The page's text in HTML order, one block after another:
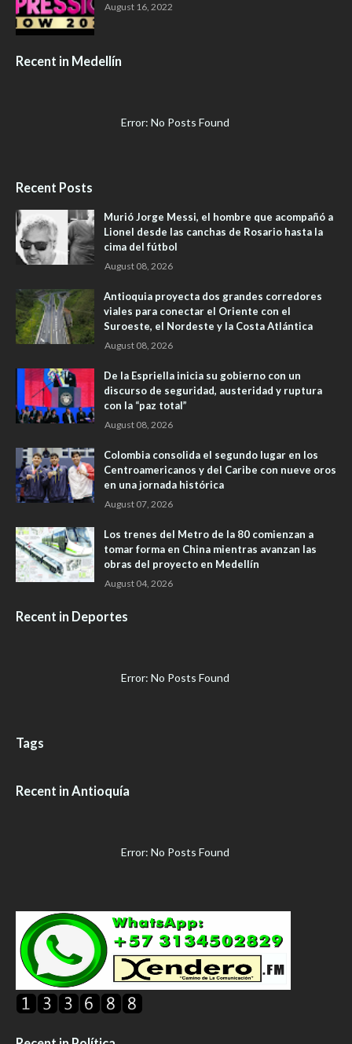
August 16, 2022
Recent in Medellín
Error: No Posts Found
Recent Posts
Murió Jorge Messi, el hombre que acompañó a
Lionel desde las canchas de Rosario hasta la
cima del fútbol
August 08, 2026
Antioquia proyecta dos grandes corredores
viales para conectar el Oriente con el
Suroeste, el Nordeste y la Costa Atlántica
August 08, 2026
De la Espriella inicia su gobierno con un
discurso de seguridad, austeridad y ruptura
con la “paz total”
August 08, 2026
Colombia consolida el segundo lugar en los
Centroamericanos y del Caribe con nueve oros
en una jornada histórica
August 07, 2026
Los trenes del Metro de la 80 comienzan a
tomar forma en China mientras avanzan las
obras del proyecto en Medellín
August 04, 2026
Recent in Deportes
Error: No Posts Found
Tags
Recent in Antioquía
Error: No Posts Found